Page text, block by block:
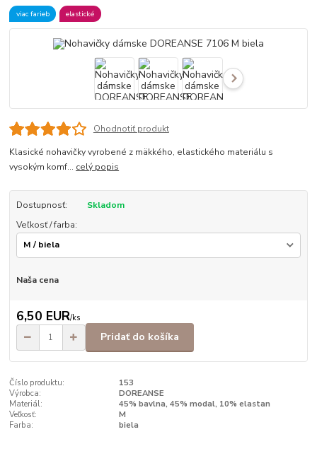
viac farieb elastické
Ohodnotiť produkt
Klasické nohavičky vyrobené z mäkkého, elastického materiálu s
vysokým komf... celý popis
Dostupnosť:
Skladom
Veľkosť / farba:
Naša cena
6,50 EUR/ks
Pridať do košíka
Číslo produktu:
153
Výrobca:
DOREANSE
Materiál:
45% bavlna, 45% modal, 10% elastan
Veľkosť:
M
Farba:
biela